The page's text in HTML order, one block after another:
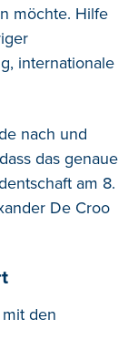
möchte. Hilfe
internationale
nach und
das genaue
am 8.
De Croo
den